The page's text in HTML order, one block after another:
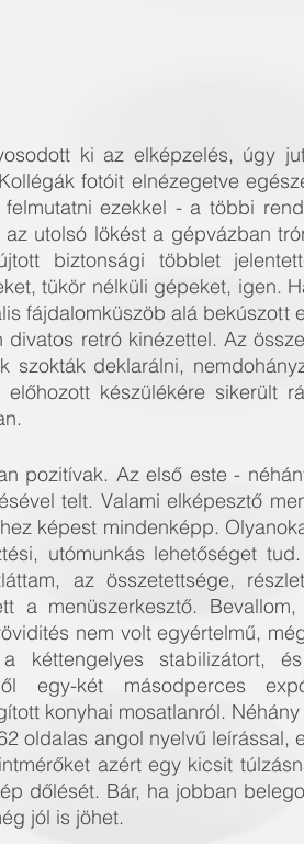
ki az elképzelés, úgy
fotóit elnézegetve
ezekkel - a többi
utolsó lökést a gépvázban
biztonsági többlet
tükör nélküli gépeket, igen.
fájdalomküszöb alá bekúszott
retró kinézettel. Az
szokták deklarálni,
készülékére sikerült
pozitívak. Az első este -
telt. Valami elképesztő
képest mindenképp.
utómunkás lehetőséget
az összetettsége,
a menüszerkesztő.
nem volt egyértelmű,
kéttengelyes stabilizátort,
egy-két másodperces
konyhai mosatlanról.
oldalas angol nyelvű leírással,
azért egy kicsit
dőlését. Bár, ha jobban
jól is jöhet.